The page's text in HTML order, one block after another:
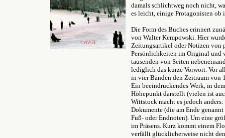
damals schlichtweg noch nicht,
es leicht, einige Protagonisten
Die Form des Buches erinnert
von Walter Kempowski. Hier
Zeitungsartikel oder Notizen von
Persönlichkeiten im Original und
tausenden von Seiten
lediglich das kurze Vorwort. Vor
in vier Bänden den Zeitraum von
Ein beeindruckendes Werk, in
Höhepunkt darstellt (vielen ist
Wittstock macht es jedoch
Dokumente (die am Ende
Fuß- oder Endnoten). Um eine
im Präsens. Kurz kommt einem
verfällt glücklicherweise nicht